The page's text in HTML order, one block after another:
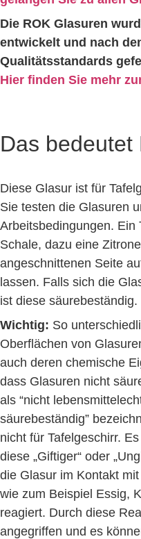
Die ROK Glasuren
entwickelt und nach
Qualitätsstandards
Hier finden Sie mehr
Das
Diese Glasur ist für
Sie testen die Glasuren
Arbeitsbedingungen. Ein
Schale, dazu eine
angeschnittenen Seite
lassen. Falls sich die
ist diese säurebeständig.
Wichtig: So
Oberflächen von
auch deren chemische
dass Glasuren nicht
als “nicht
säurebeständig”
nicht für Tafelgeschirr.
diese „Giftiger“ oder
die Glasur im Kontakt
wie zum Beispiel Essig,
reagiert. Durch diese
angegriffen und es